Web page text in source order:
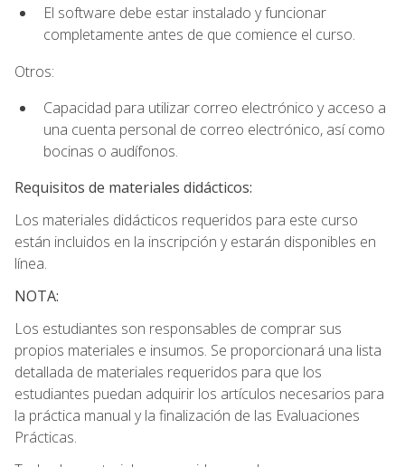
El software debe estar instalado y funcionar
completamente antes de que comience el curso.
Otros:
Capacidad para utilizar correo electrónico y acceso a
una cuenta personal de correo electrónico, así como
bocinas o audífonos.
Requisitos de materiales didácticos:
Los materiales didácticos requeridos para este curso
están incluidos en la inscripción y estarán disponibles en
línea.
NOTA:
Los estudiantes son responsables de comprar sus
propios materiales e insumos. Se proporcionará una lista
detallada de materiales requeridos para que los
estudiantes puedan adquirir los artículos necesarios para
la práctica manual y la finalización de las Evaluaciones
Prácticas.